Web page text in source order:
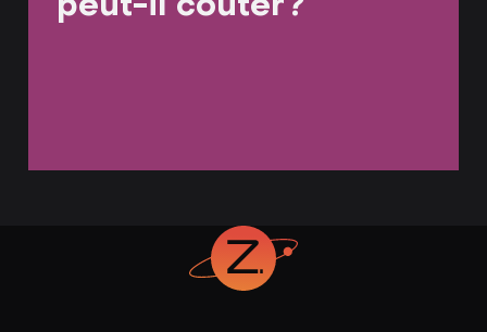
peut-il coûter?